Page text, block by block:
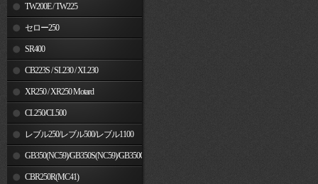
TW200E / TW225
セロー250
SR400
CB223S / SL230 / XL230
XR250 / XR250 Motard
CL250/CL500
レブル250/レブル500/レブル1100
GB350(NC59)/GB350S(NC59)/GB350C(NC64)
CBR250R(MC41)